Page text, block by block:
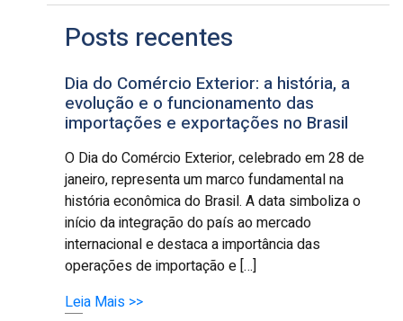
Posts recentes
Dia do Comércio Exterior: a história, a
evolução e o funcionamento das
importações e exportações no Brasil
O Dia do Comércio Exterior, celebrado em 28 de
janeiro, representa um marco fundamental na
história econômica do Brasil. A data simboliza o
início da integração do país ao mercado
internacional e destaca a importância das
operações de importação e […]
Leia Mais >>